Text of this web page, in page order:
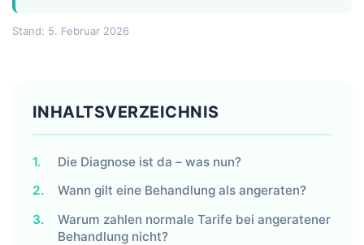
Stand: 5. Februar 2026
INHALTSVERZEICHNIS
1.
Die Diagnose ist da – was nun?
2.
Wann gilt eine Behandlung als angeraten?
3.
Warum zahlen normale Tarife bei angeratener
Behandlung nicht?